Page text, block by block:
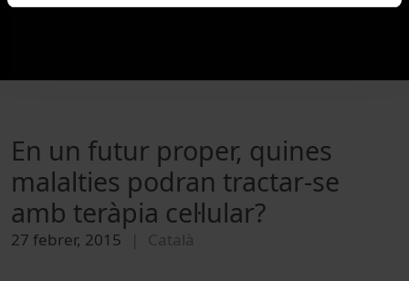
En un futur proper, quines
malalties podran tractar-se
amb teràpia cel·lular?
27 febrer, 2015 Català